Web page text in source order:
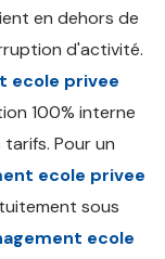
en dehors de
d'activité.
ecole privee
100% interne
Pour un
ecole privee
sous
ecole